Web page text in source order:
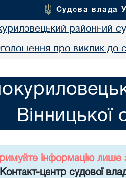
Судова влада
районний
про виклик до
Вінницької
інформацію лише
центр судової